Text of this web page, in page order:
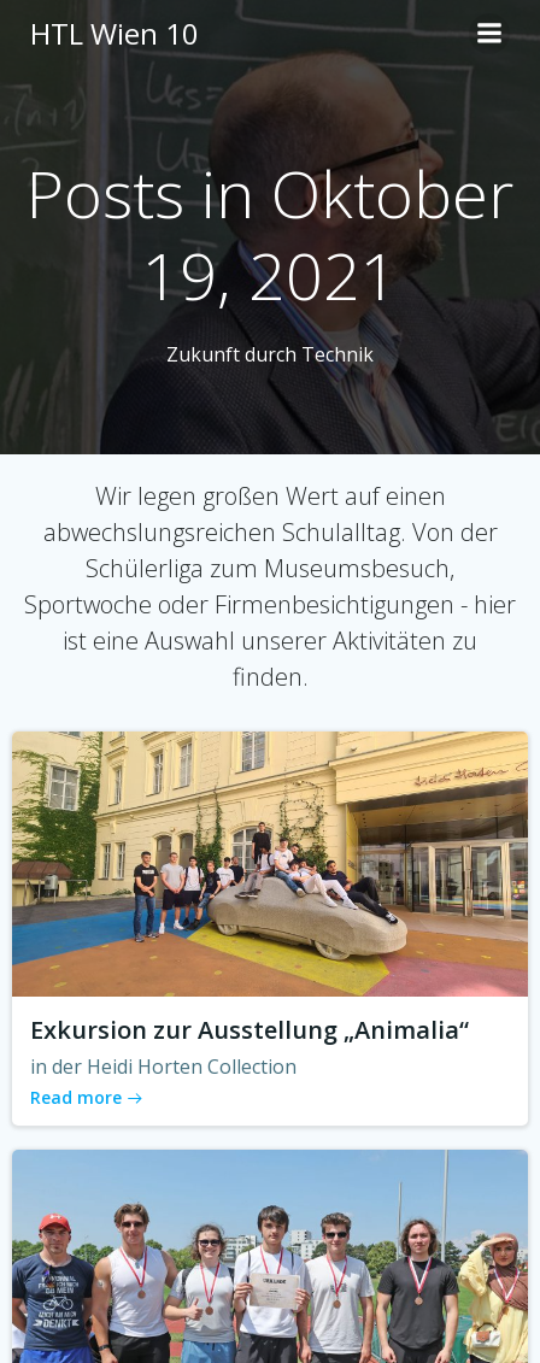
content
HTL Wien 10
Posts in Oktober
19, 2021
Zukunft durch Technik
Wir legen großen Wert auf einen
abwechslungsreichen Schulalltag. Von der
Schülerliga zum Museumsbesuch,
Sportwoche oder Firmenbesichtigungen - hier
ist eine Auswahl unserer Aktivitäten zu
finden.
Exkursion zur Ausstellung „Animalia“
in der Heidi Horten Collection
Read more